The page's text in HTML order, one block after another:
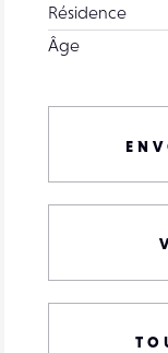
Résidence
Âge